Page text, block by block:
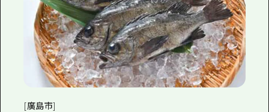
[廣島市]